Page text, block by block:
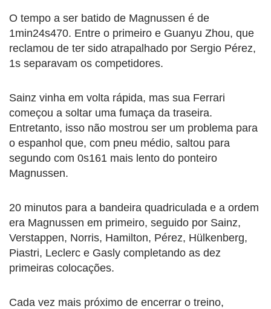
O tempo a ser batido de Magnussen é de
1min24s470. Entre o primeiro e Guanyu Zhou, que
reclamou de ter sido atrapalhado por Sergio Pérez,
1s separavam os competidores.
Sainz vinha em volta rápida, mas sua Ferrari
começou a soltar uma fumaça da traseira.
Entretanto, isso não mostrou ser um problema para
o espanhol que, com pneu médio, saltou para
segundo com 0s161 mais lento do ponteiro
Magnussen.
20 minutos para a bandeira quadriculada e a ordem
era Magnussen em primeiro, seguido por Sainz,
Verstappen, Norris, Hamilton, Pérez, Hülkenberg,
Piastri, Leclerc e Gasly completando as dez
primeiras colocações.
Cada vez mais próximo de encerrar o treino,